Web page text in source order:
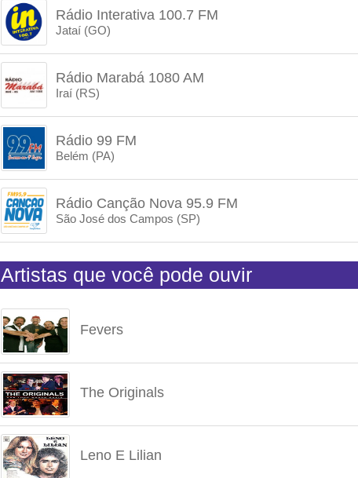
Rádio Interativa 100.7 FM
Jataí (GO)
Rádio Marabá 1080 AM
Iraí (RS)
Rádio 99 FM
Belém (PA)
Rádio Canção Nova 95.9 FM
São José dos Campos (SP)
Artistas que você pode ouvir
Fevers
The Originals
Leno E Lilian